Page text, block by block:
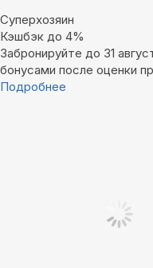
Суперхозяин
Кэшбэк до 4%
Забронируйте до 31
бонусами после оценки
Подробнее